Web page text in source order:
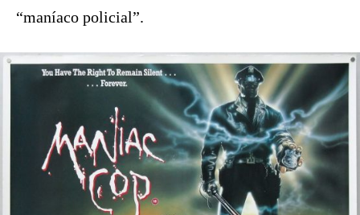
“maníaco policial”.